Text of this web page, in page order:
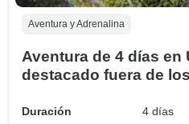
Aventura y Adrenalina
Aventura de 4 días en
destacado fuera de
Duración
4 días